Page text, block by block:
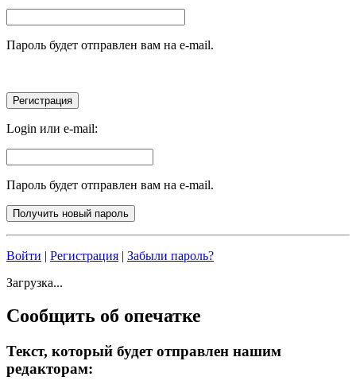
Пароль будет отправлен вам на e-mail.
Login или e-mail:
Пароль будет отправлен вам на e-mail.
Войти | Регистрация | Забыли пароль?
Загрузка...
Сообщить об опечатке
Текст, который будет отправлен нашим
редакторам: